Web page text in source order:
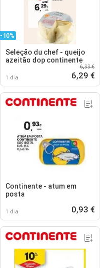
-10%
Seleção du chef - queijo
azeitão dop continente
1 dia
6,99 €
6,29 €
Continente - atum em
posta
1 dia 0,93 €